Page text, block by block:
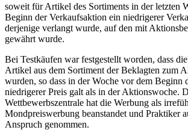
soweit für Artikel des Sortiments in der letzten
Beginn der Verkaufsaktion ein niedrigerer
derjenige verlangt wurde, auf den mit
gewährt wurde.
Bei Testkäufen war festgestellt worden, dass
Artikel aus dem Sortiment der Beklagten zum
wurden, so dass in der Woche vor dem Beginn
niedrigerer Preis galt als in der Aktionswoche.
Wettbewerbszentrale hat die Werbung als
Mondpreiswerbung beanstandet und Praktiker
Anspruch genommen.